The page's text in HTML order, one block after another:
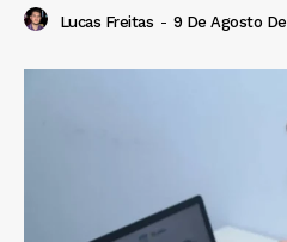
Lucas Freitas - 9 De Agosto